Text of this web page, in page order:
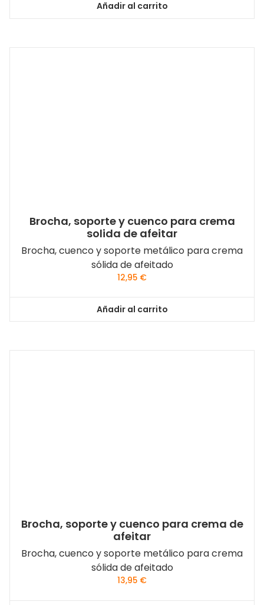
Añadir al carrito
Brocha, soporte y cuenco para crema
solida de afeitar
Brocha, cuenco y soporte metálico para crema
sólida de afeitado
12,95 €
Añadir al carrito
Brocha, soporte y cuenco para crema de
afeitar
Brocha, cuenco y soporte metálico para crema
sólida de afeitado
13,95 €